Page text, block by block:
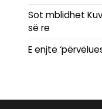
Sot mblidhet
së re
E enjte